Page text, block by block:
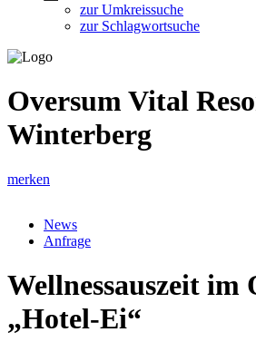
zur Umkreissuche
zur Schlagwortsuche
Oversum Vital
Winterberg
merken
News
Anfrage
Wellnessauszeit im
„Hotel-Ei“